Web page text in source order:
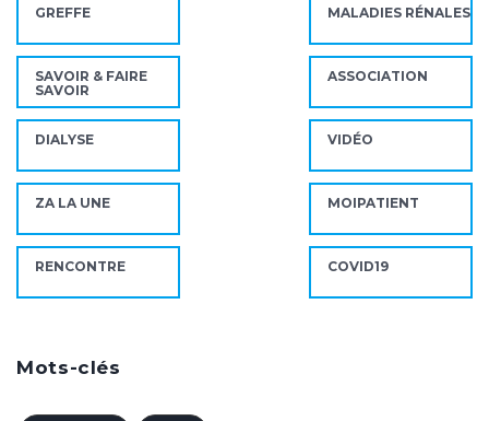
GREFFE MALADIES RÉNALES
SAVOIR & FAIRE
SAVOIR
ASSOCIATION
DIALYSE VIDÉO
ZA LA UNE MOIPATIENT
RENCONTRE COVID19
Mots-clés